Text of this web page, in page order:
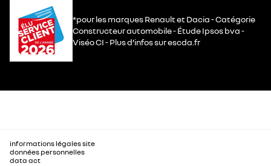
*pour les marques Renault et Dacia - Catégorie
Constructeur automobile - Étude Ipsos bva -
Viséo CI - Plus d’infos sur escda.fr
informations légales site
données personnelles
data act